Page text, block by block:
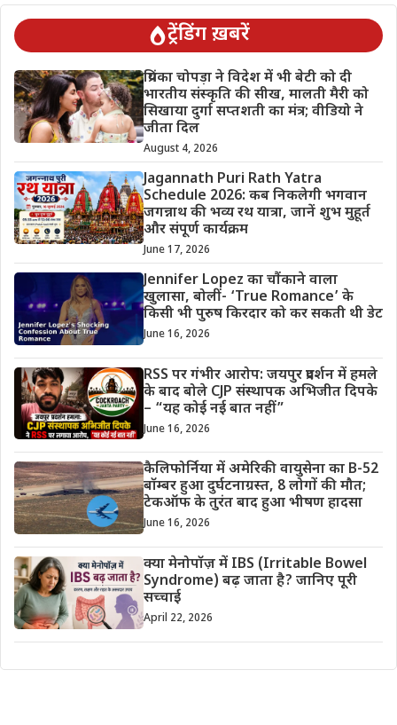
ट्रेंडिंग ख़बरें
प्रियंका चोपड़ा ने विदेश में भी बेटी को दी
भारतीय संस्कृति की सीख, मालती मैरी को
सिखाया दुर्गा सप्तशती का मंत्र; वीडियो ने
जीता दिल
August 4, 2026
Jagannath Puri Rath Yatra
Schedule 2026: कब निकलेगी भगवान
जगन्नाथ की भव्य रथ यात्रा, जानें शुभ मुहूर्त
और संपूर्ण कार्यक्रम
June 17, 2026
Jennifer Lopez का चौंकाने वाला
खुलासा, बोलीं- ‘True Romance’ के
किसी भी पुरुष किरदार को कर सकती थी डेट
June 16, 2026
RSS पर गंभीर आरोप: जयपुर प्रदर्शन में हमले
के बाद बोले CJP संस्थापक अभिजीत दिपके
– “यह कोई नई बात नहीं”
June 16, 2026
कैलिफोर्निया में अमेरिकी वायुसेना का B-52
बॉम्बर हुआ दुर्घटनाग्रस्त, 8 लोगों की मौत;
टेकऑफ के तुरंत बाद हुआ भीषण हादसा
June 16, 2026
क्या मेनोपॉज़ में IBS (Irritable Bowel
Syndrome) बढ़ जाता है? जानिए पूरी
सच्चाई
April 22, 2026